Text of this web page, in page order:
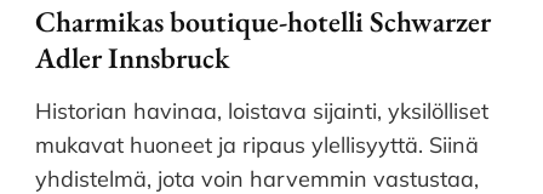
Charmikas boutique-hotelli Schwarzer
Adler Innsbruck
Historian havinaa, loistava sijainti, yksilölliset
mukavat huoneet ja ripaus ylellisyyttä. Siinä
yhdistelmä, jota voin harvemmin vastustaa,